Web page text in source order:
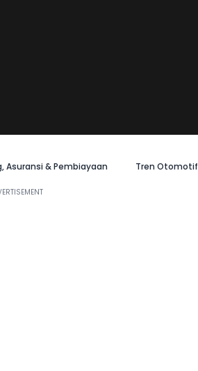
Asuransi & Pembiayaan Tren Otomotif